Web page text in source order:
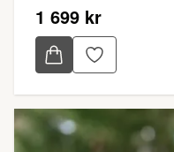
1 699 kr